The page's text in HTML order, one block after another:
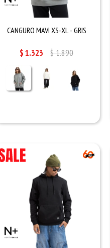
CANGURO MAVI XS-XL - GRIS
$ 1.323 $1.890